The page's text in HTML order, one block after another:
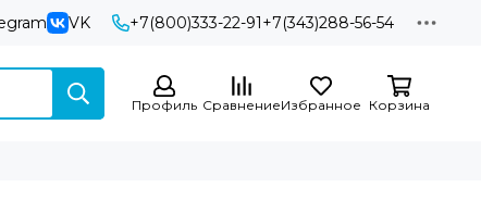
VK +7(800)333-22-91+7(343)288-56-54
Профиль СравнениеИзбранное Корзина